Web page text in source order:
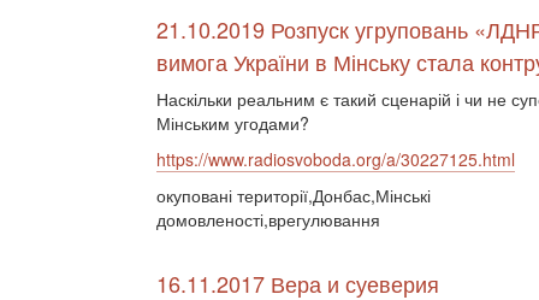
21.10.2019 Розпуск угруповань
вимога України в Мінську стала
Наскільки реальним є такий сценарій і чи не
Мінським угодами?
https://www.radiosvoboda.org/a/30227125.html
окуповані території,Донбас,Мінські
домовленості,врегулювання
16.11.2017 Вера и суеверия